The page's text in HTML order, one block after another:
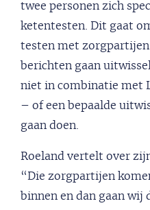
twee personen zich
ketentesten. Dit gaat
testen met
berichten gaan
niet in combinatie met
– of een bepaalde
gaan doen.
Roeland vertelt over
“Die zorgpartijen
binnen en dan gaan wij